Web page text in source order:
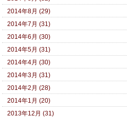
2014年8月 (29)
2014年7月 (31)
2014年6月 (30)
2014年5月 (31)
2014年4月 (30)
2014年3月 (31)
2014年2月 (28)
2014年1月 (20)
2013年12月 (31)